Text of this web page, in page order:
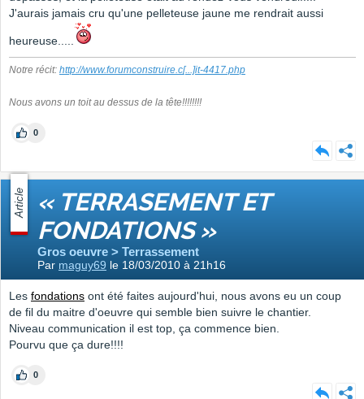
J'aurais jamais cru qu'une pelleteuse jaune me rendrait aussi
heureuse.....
Notre récit: http://www.forumconstruire.c[...]it-4417.php
Nous avons un toit au dessus de la tête!!!!!!!!
0
Article « TERRASEMENT ET
FONDATIONS »
Gros oeuvre > Terrassement
Par maguy69 le 18/03/2010 à 21h16
Les fondations ont été faites aujourd'hui, nous avons eu un coup
de fil du maitre d'oeuvre qui semble bien suivre le chantier.
Niveau communication il est top, ça commence bien.
Pourvu que ça dure!!!!
0